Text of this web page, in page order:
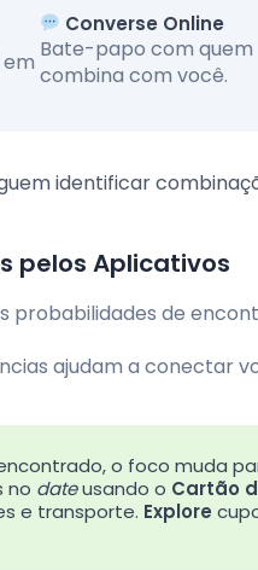
Converse Online
Bate-papo com quem
combina com você.
identificar
pelos Aplicativos
probabilidades de
ajudam a conectar
o foco muda
no dateusando o Cartão
e transporte. Explore